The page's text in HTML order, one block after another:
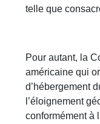
telle que
Pour autant, la
américaine qui
d’hébergement
l’éloignement
conformément à